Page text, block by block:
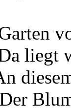
liegt
Der